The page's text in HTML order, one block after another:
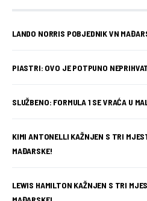
LANDO NORRIS POBJEDNIK VN
PIASTRI: OVO JE POTPUNO
SLUŽBENO: FORMULA 1 SE VRAĆA U
KIMI ANTONELLI KAŽNJEN S TRI
MAĐARSKE!
LEWIS HAMILTON KAŽNJEN S TRI